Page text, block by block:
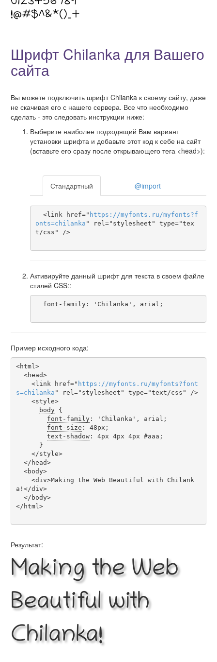
Шрифт Chilanka для Вашего
сайта
Вы можете подключить шрифт Chilanka к своему сайту, даже
не скачивая его с нашего сервера. Все что необходимо
сделать - это следовать инструкции ниже:
Выберите наиболее подходящий Вам вариант
установки шрифта и добавьте этот код к себе на сайт
(вставьте его сразу после открывающего тега <head>):
Стандартный @import
  <link href="
https ://myfonts . ru/myfonts?f
onts=chilanka " rel="stylesheet" type="tex
t/css" />
Активируйте данный шрифт для текста в своем файле
стилей CSS::
Пример исходного кода:
<html>
    <link href="
https ://myfonts . ru/myfonts?font
s=chilanka " rel="stylesheet" type="text/css" />
body {
font-family: 'Chilanka', arial;
font-size : 48px;
text-shadow: 4px 4px 4px #aaa;
a!</div>
</html>
Результат:
Making the Web
Beautiful with
Chilanka!